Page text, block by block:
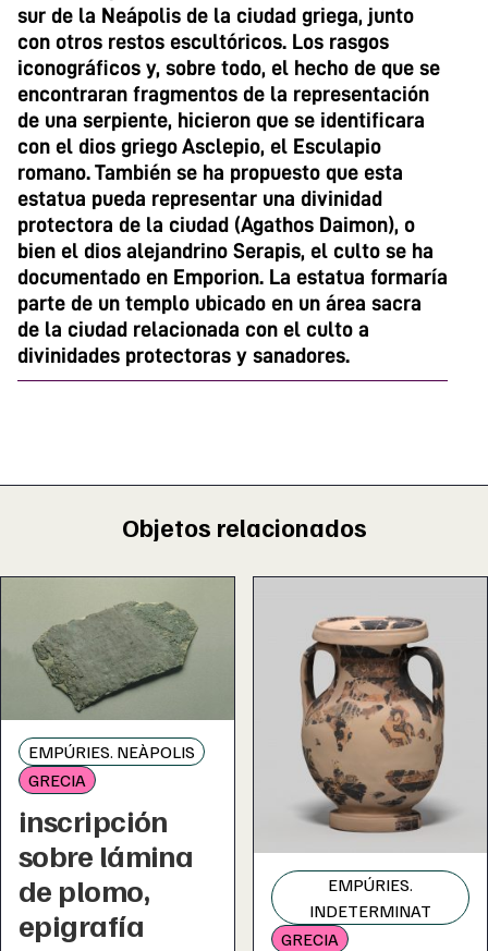
sur de la Neápolis de la ciudad griega, junto
con otros restos escultóricos. Los rasgos
iconográficos y, sobre todo, el hecho de que se
encontraran fragmentos de la representación
de una serpiente, hicieron que se identificara
con el dios griego Asclepio, el Esculapio
romano. También se ha propuesto que esta
estatua pueda representar una divinidad
protectora de la ciudad (Agathos Daimon), o
bien el dios alejandrino Serapis, el culto se ha
documentado en Emporion. La estatua formaría
parte de un templo ubicado en un área sacra
de la ciudad relacionada con el culto a
divinidades protectoras y sanadores.
Objetos relacionados
EMPÚRIES. NEÀPOLIS
GRECIA
inscripción
sobre lámina
de plomo,
epigrafía
EMPÚRIES.
INDETERMINAT
GRECIA